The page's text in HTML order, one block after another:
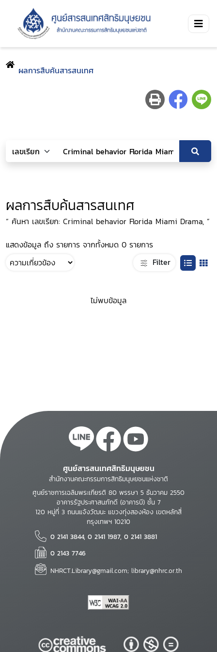
ผลการสืบค้นสารสนเทศ
ผลการสืบค้นสารสนเทศ
“ ค้นหา เลขเรียก: Criminal behavior Florida Miami Drama, ”
แสดงข้อมูล ถึง รายการ จากทั้งหมด 0 รายการ
Filter
ไม่พบข้อมูล
ศูนย์สารสนเทศสิทธิมนุษยชน
สำนักงานคณะกรรมการสิทธิมนุษยชนแห่งชาติ
ศูนย์ราชการเฉลิมพระเกียรติ 80 พรรษา 5 ธันวาคม 2550
อาคารรัฐประศาสนภักดี (อาคารบี) ชั้น 7
120 หมู่ที่ 3 ถนนแจ้งวัฒนะ แขวงทุ่งสองห้อง เขตหลักสี่
กรุงเทพฯ 10210
0 2141 3844, 0 2141 1987, 0 2141 3881
0 2143 7746
NHRCT.Library@gmail.com; library@nhrc.or.th